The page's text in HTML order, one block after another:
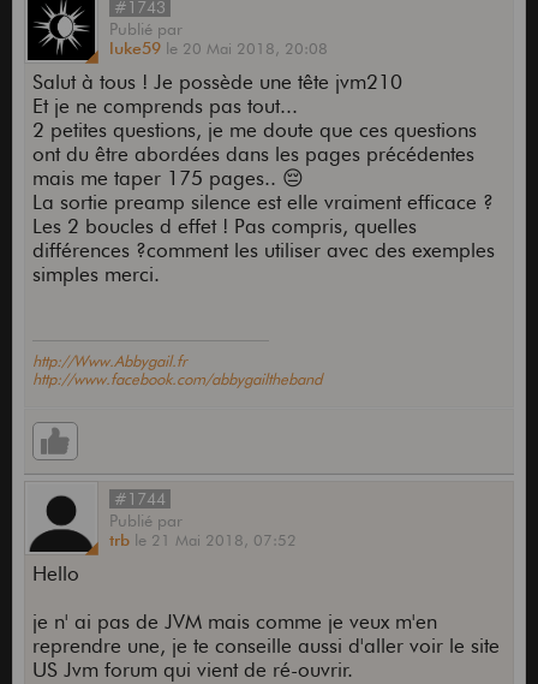
#1743
Publié par
luke59 le 20 Mai 2018, 20:08
Salut à tous ! Je possède une tête jvm210
Et je ne comprends pas tout...
2 petites questions, je me doute que ces questions
ont du être abordées dans les pages précédentes
mais me taper 175 pages.. 😔
La sortie preamp silence est elle vraiment efficace ?
Les 2 boucles d effet ! Pas compris, quelles
différences ?comment les utiliser avec des exemples
simples merci.
http://Www.Abbygail.fr
http://www.facebook.com/abbygailtheband
#1744
Publié par
trb le 21 Mai 2018, 07:52
Hello
je n' ai pas de JVM mais comme je veux m'en
reprendre une, je te conseille aussi d'aller voir le site
US Jvm forum qui vient de ré-ouvrir.